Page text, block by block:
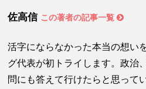
佐高信 この著者の記事一覧
活字にならなかった本当の想い
グ代表が初トライします。政治
問にも答えて行けたらと思って